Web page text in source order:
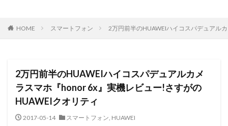
HOME スマートフォン 2万円前半のHUAWEIハイコスパデュアル
2万円前半のHUAWEIハイコスパデュアルカメ
ラスマホ『honor 6x』実機レビュー!さすがの
HUAWEIクオリティ
2017-05-14 スマートフォン, HUAWEI